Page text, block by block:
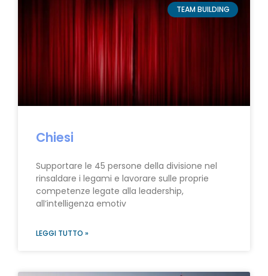
TEAM BUILDING
Chiesi
Supportare le 45 persone della divisione nel
rinsaldare i legami e lavorare sulle proprie
competenze legate alla leadership,
all’intelligenza emotiv
LEGGI TUTTO »